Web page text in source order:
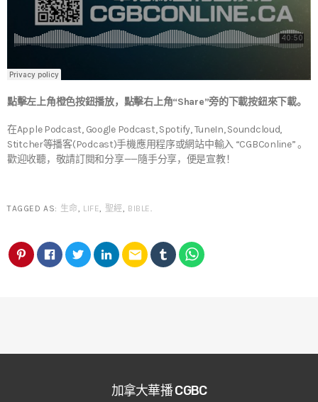
點擊左上角橙色按鈕播放，點擊右上角“Share”旁的下載按鈕來下載。
在Apple Podcast, Google Podcast, Spotify, TuneIn, Soundcloud,
Stitcher等播客(Podcast)手機應用程序或網站中輸入 “CGBConline” 。
歡迎收聽，敬請訂閱和分享——隨手分享，便是宣教！
TAGGED AS: 生命, LIFE, 聖經, BIBLE.
email
加拿大華播 CGBC